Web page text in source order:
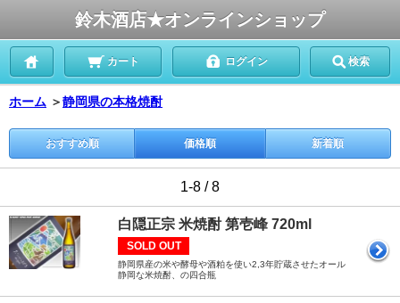
鈴木酒店★オンラインショップ
カート ログイン 検索
ホーム ＞静岡県の本格焼酎
おすすめ順 価格順 新着順
1-8 / 8
白隠正宗 米焼酎 第壱峰 720ml
SOLD OUT
静岡県産の米や酵母や酒粕を使い2,3年貯蔵させたオール
静岡な米焼酎、の四合瓶